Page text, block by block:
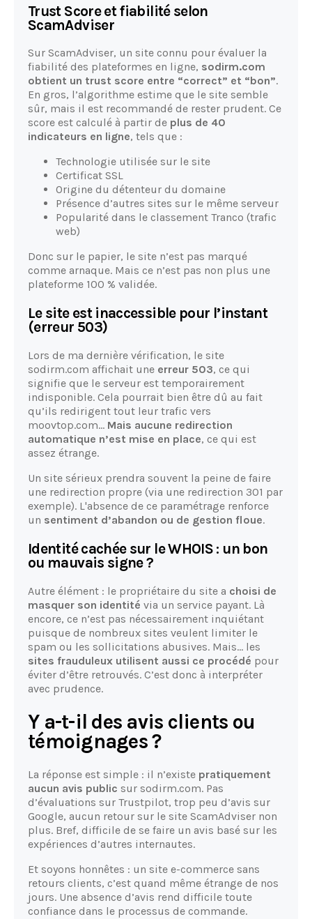
Trust Score et fiabilité selon
ScamAdviser
Sur ScamAdviser, un site connu pour évaluer la
fiabilité des plateformes en ligne, sodirm.com
obtient un trust score entre “correct” et “bon”.
En gros, l’algorithme estime que le site semble
sûr, mais il est recommandé de rester prudent. Ce
score est calculé à partir de plus de 40
indicateurs en ligne, tels que :
Technologie utilisée sur le site
Certificat SSL
Origine du détenteur du domaine
Présence d’autres sites sur le même serveur
Popularité dans le classement Tranco (trafic
web)
Donc sur le papier, le site n’est pas marqué
comme arnaque. Mais ce n’est pas non plus une
plateforme 100 % validée.
Le site est inaccessible pour l’instant
(erreur 503)
Lors de ma dernière vérification, le site
sodirm.com affichait une erreur 503, ce qui
signifie que le serveur est temporairement
indisponible. Cela pourrait bien être dû au fait
qu’ils redirigent tout leur trafic vers
moovtop.com… Mais aucune redirection
automatique n’est mise en place, ce qui est
assez étrange.
Un site sérieux prendra souvent la peine de faire
une redirection propre (via une redirection 301 par
exemple). L'absence de ce paramétrage renforce
un sentiment d’abandon ou de gestion floue.
Identité cachée sur le WHOIS : un bon
ou mauvais signe ?
Autre élément : le propriétaire du site a choisi de
masquer son identité via un service payant. Là
encore, ce n’est pas nécessairement inquiétant
puisque de nombreux sites veulent limiter le
spam ou les sollicitations abusives. Mais… les
sites frauduleux utilisent aussi ce procédé pour
éviter d’être retrouvés. C’est donc à interpréter
avec prudence.
Y a-t-il des avis clients ou
témoignages ?
La réponse est simple : il n’existe pratiquement
aucun avis public sur sodirm.com. Pas
d’évaluations sur Trustpilot, trop peu d’avis sur
Google, aucun retour sur le site ScamAdviser non
plus. Bref, difficile de se faire un avis basé sur les
expériences d’autres internautes.
Et soyons honnêtes : un site e-commerce sans
retours clients, c’est quand même étrange de nos
jours. Une absence d’avis rend difficile toute
confiance dans le processus de commande.